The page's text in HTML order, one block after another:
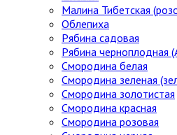
Малина Тибетская
Облепиха
Рябина садовая
Рябина черноплодная
Смородина белая
Смородина зеленая
Смородина золотистая
Смородина красная
Смородина розовая